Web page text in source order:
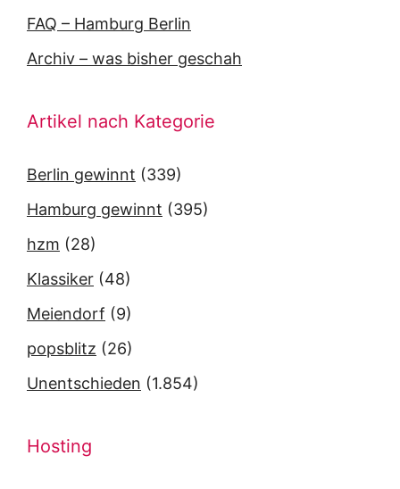
FAQ – Hamburg Berlin
Archiv – was bisher geschah
Artikel nach Kategorie
Berlin gewinnt (339)
Hamburg gewinnt (395)
hzm (28)
Klassiker (48)
Meiendorf (9)
popsblitz (26)
Unentschieden (1.854)
Hosting